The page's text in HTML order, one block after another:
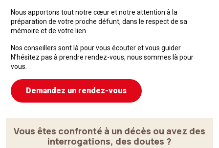
Nous apportons tout notre cœur et notre attention à la
préparation de votre proche défunt, dans le respect de sa
mémoire et de votre lien.
Nos conseillers sont là pour vous écouter et vous guider.
N’hésitez pas à prendre rendez-vous, nous sommes là pour
vous.
Demandez un rendez-vous
Vous êtes confronté à un décès ou avez des
interrogations, des doutes ?